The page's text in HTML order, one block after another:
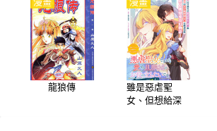
龍狼傳
雖是惡虐聖
女、但想給深